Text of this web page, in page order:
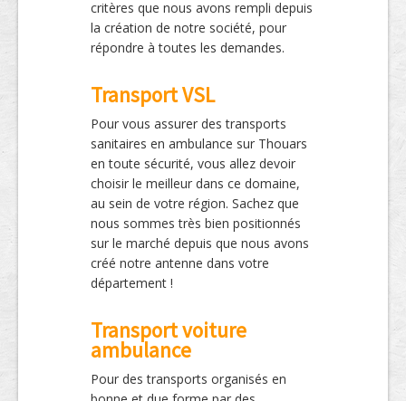
critères que nous avons rempli depuis
la création de notre société, pour
répondre à toutes les demandes.
Transport VSL
Pour vous assurer des transports
sanitaires en ambulance sur Thouars
en toute sécurité, vous allez devoir
choisir le meilleur dans ce domaine,
au sein de votre région. Sachez que
nous sommes très bien positionnés
sur le marché depuis que nous avons
créé notre antenne dans votre
département !
Transport voiture
ambulance
Pour des transports organisés en